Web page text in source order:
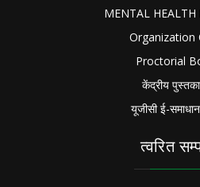
MENTAL HEALTH
Organization
Proctorial
केंद्रीय
यूजीसी ई-समाधान
त्वरित